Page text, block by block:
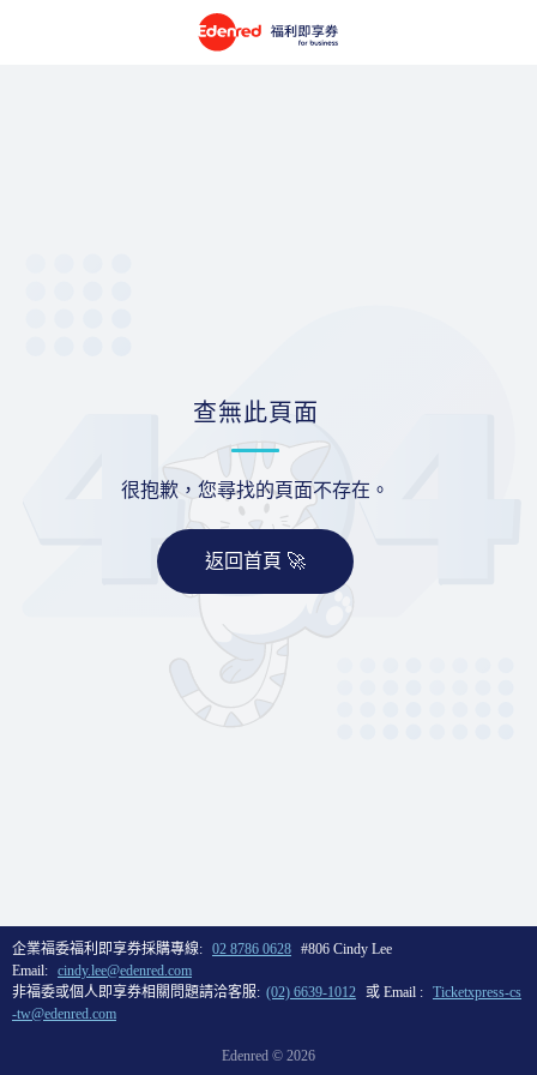
查無此頁面
很抱歉，您尋找的頁面不存在。
返回首頁 🚀
企業福委福利即享券採購專線: 02 8786 0628 #806 Cindy Lee
Email: cindy.lee@edenred.com
非福委或個人即享券相關問題請洽客服: (02) 6639-1012 或 Email : Ticketxpress-cs
-tw@edenred.com
Edenred © 2026